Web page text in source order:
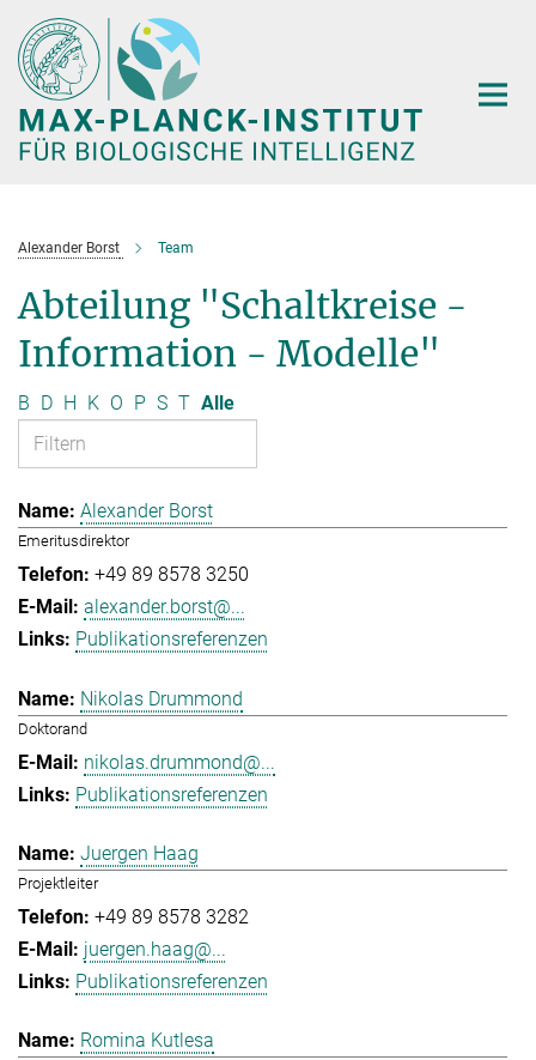
Hauptinhalt
Alexander Borst Team
Abteilung "Schaltkreise -
Information - Modelle"
B D H K O P S T Alle
Alexander Borst
Emeritusdirektor
+49 89 8578 3250
alexander.borst@...
Publikationsreferenzen
Nikolas Drummond
Doktorand
nikolas.drummond@...
Publikationsreferenzen
Juergen Haag
Projektleiter
+49 89 8578 3282
juergen.haag@...
Publikationsreferenzen
Romina Kutlesa